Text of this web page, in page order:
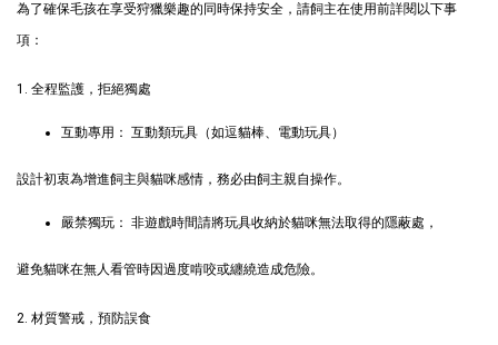
NT$ 145 TWD
為了確保毛孩在享受狩獵樂趣的同時保持安全，請飼主在使用前詳閱以下事
項：
1. 全程監護，拒絕獨處
互動專用： 互動類玩具（如逗貓棒、電動玩具）
設計初衷為增進飼主與貓咪感情，務必由飼主親自操作。
嚴禁獨玩： 非遊戲時間請將玩具收納於貓咪無法取得的隱蔽處，
避免貓咪在無人看管時因過度啃咬或纏繞造成危險。
2. 材質警戒，預防誤食